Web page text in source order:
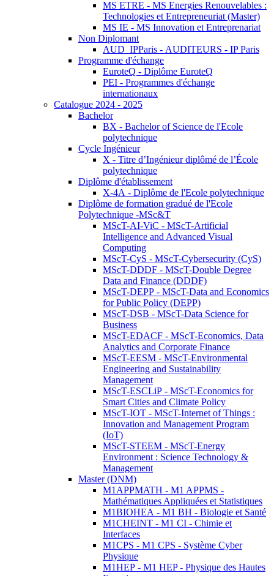
MS ETRE - MS Energies Renouvelables :
Technologies et Entrepreneuriat (Master)
MS IE - MS Innovation et Entreprenariat
Non Diplomant
AUD_IPParis - AUDITEURS - IP Paris
Programme d'échange
EuroteQ - Diplôme EuroteQ
PEI - Programmes d'échange
internationaux
Catalogue 2024 - 2025
Bachelor
BX - Bachelor of Science de l'Ecole
polytechnique
Cycle Ingénieur
X - Titre d’Ingénieur diplômé de l’École
polytechnique
Diplôme d'établissement
X-4A - Diplôme de l'Ecole polytechnique
Diplôme de formation gradué de l'Ecole
Polytechnique -MSc&T
MScT-AI-ViC - MScT-Artificial
Intelligence and Advanced Visual
Computing
MScT-CyS - MScT-Cybersecurity (CyS)
MScT-DDDF - MScT-Double Degree
Data and Finance (DDDF)
MScT-DEPP - MScT-Data and Economics
for Public Policy (DEPP)
MScT-DSB - MScT-Data Science for
Business
MScT-EDACF - MScT-Economics, Data
Analytics and Corporate Finance
MScT-EESM - MScT-Environmental
Engineering and Sustainability
Management
MScT-ESCLiP - MScT-Economics for
Smart Cities and Climate Policy
MScT-IOT - MScT-Internet of Things :
Innovation and Management Program
(IoT)
MScT-STEEM - MScT-Energy
Environment : Science Technology &
Management
Master (DNM)
M1APPMATH - M1 APPMS -
Mathématiques Appliquées et Statistiques
M1BIOHEA - M1 BH - Biologie et Santé
M1CHEINT - M1 CI - Chimie et
Interfaces
M1CPS - M1 CPS - Système Cyber
Physique
M1HEP - M1 HEP - Physique des Hautes